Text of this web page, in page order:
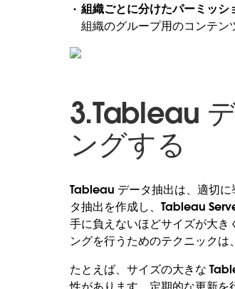
組織ごとに分けたパーミッシ
組織のグループ用のコンテン
3.Tableau
ングする
Tableau データ抽出は、適切
タ抽出を作成し、Tableau
手に負えないほどサイズが大
ングを行うためのテクニックは
たとえば、サイズの大きな